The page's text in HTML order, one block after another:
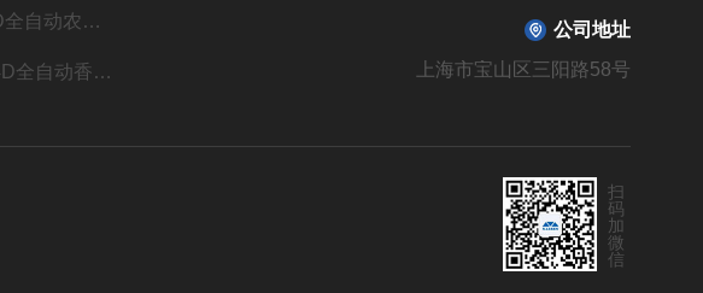
SYP-1860D全自动农药产品闪点试验器
SYP-14454D全自动香料闪点试验器
公司地址
上海市宝山区三阳路58号
扫
码
加
微
信